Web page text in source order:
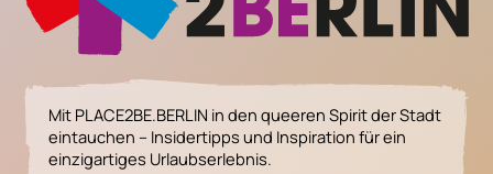
Mit PLACE2BE.BERLIN in den queeren Spirit der Stadt
eintauchen – Insidertipps und Inspiration für ein
einzigartiges Urlaubserlebnis.